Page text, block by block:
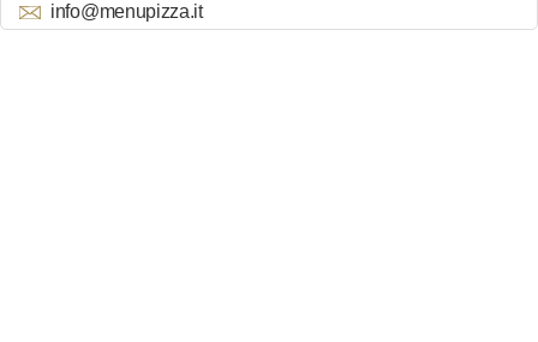
info@menupizza.it